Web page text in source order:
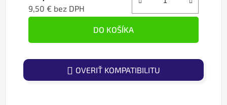
9,50 € bez DPH
DO KOŠÍKA
OVERIŤ KOMPATIBILITU